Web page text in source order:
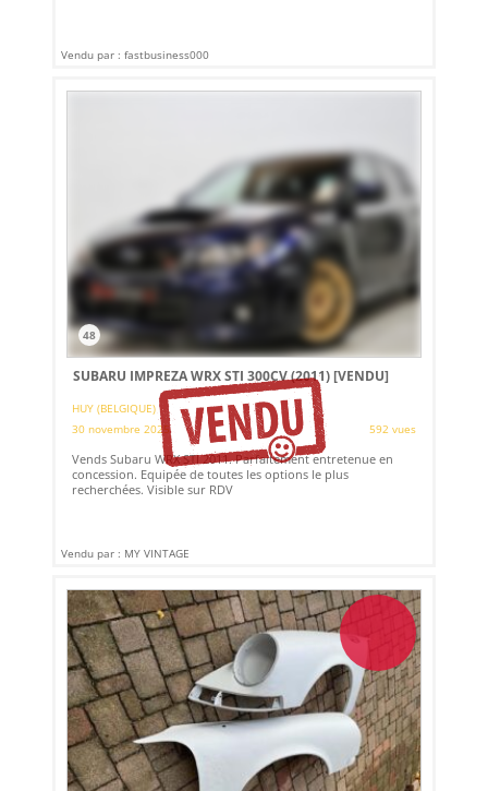
Vendu par : fastbusiness000
48
SUBARU IMPREZA WRX STI 300CV (2011)[VENDU]
HUY (BELGIQUE)
30 novembre 2025
592 vues
Vends Subaru WRX STI 2011. Parfaitement entretenue en
concession. Equipée de toutes les options le plus
recherchées. Visible sur RDV
Vendu par : MY VINTAGE